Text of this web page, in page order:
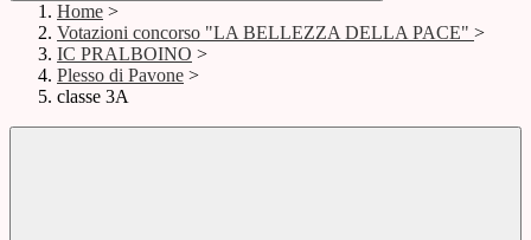
Home >
Votazioni concorso "LA BELLEZZA DELLA PACE" >
IC PRALBOINO >
Plesso di Pavone >
classe 3A